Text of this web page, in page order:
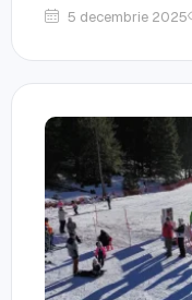
5 decembrie 2025